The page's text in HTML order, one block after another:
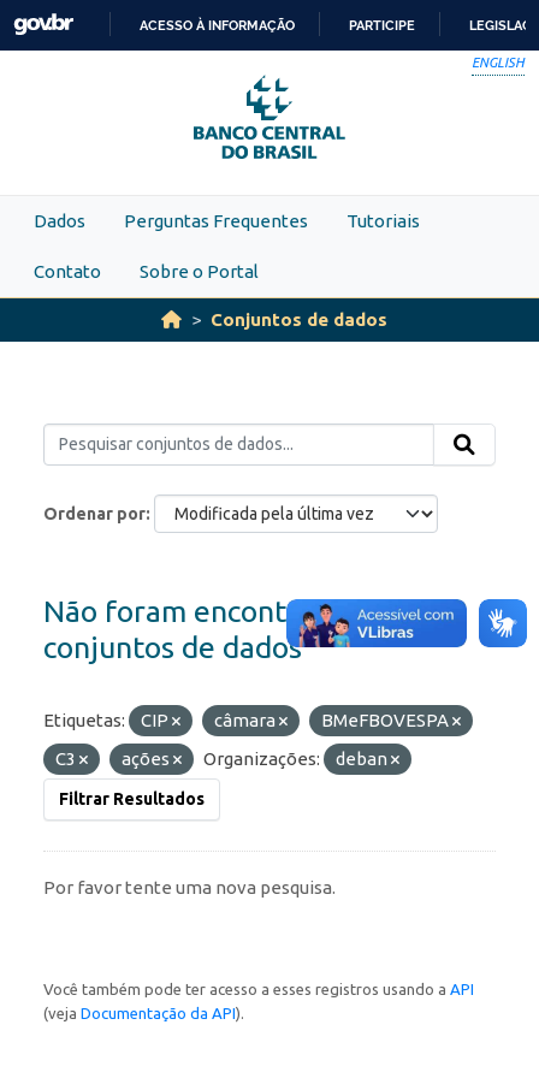
Skip to main content
PARA
O
CONTEÚDO
ACESSO À INFORMAÇÃO PARTICIPE
ENGLISH
Dados Perguntas Frequentes Tutoriais
Contato Sobre o Portal
Conjuntos de dados
Ordenar por
Não foram encontrados
conjuntos de dados
Etiquetas: CIP câmara
BMeFBOVESPA
C3
ações Organizações: deban
Filtrar Resultados
Por favor tente uma nova pesquisa.
Você também pode ter acesso a esses registros usando a API
(veja Documentação da API).